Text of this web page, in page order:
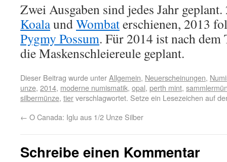
Zwei Ausgaben sind jedes Jahr
KoalaundWombaterschienen, 2013
Pygmy Possum. Für 2014 ist nach dem
die Maskenschleiereule geplant.
Dieser Beitrag wurde unterAllgemein, Neuerscheinungen,
unze, 2014, moderne numismatik, opal, perth mint,
silbermünze, tierverschlagwortet. Setze ein Lesezeichen auf
← O Canada: Iglu aus 1/2 Unze Silber
Schreibe einen Kommentar